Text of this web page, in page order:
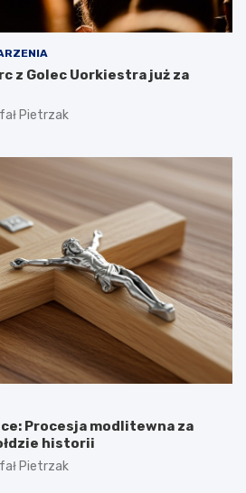
z Golec Uorkiestra już za
Pietrzak
Procesja modlitewna za
historii
Pietrzak